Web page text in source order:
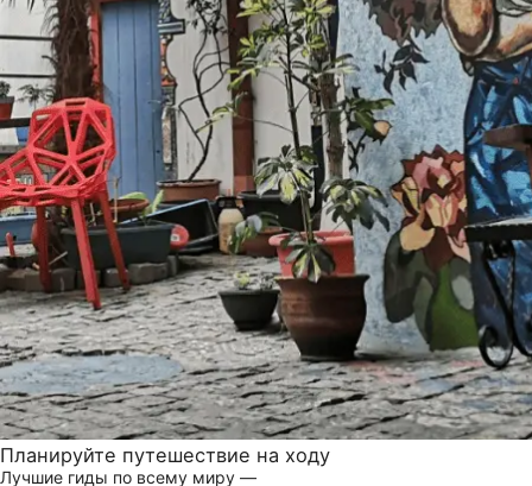
Планируйте путешествие на ходу
Лучшие гиды по всему миру —